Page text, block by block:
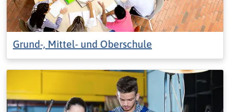
Grund-, Mittel- und Oberschule